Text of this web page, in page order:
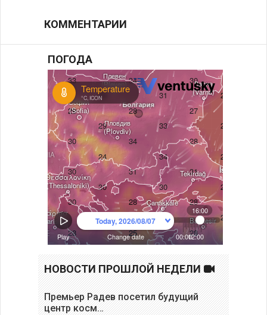
КОММЕНТАРИИ
ПОГОДА
НОВОСТИ ПРОШЛОЙ НЕДЕЛИ
Премьер Радев посетил будущий
центр косм…